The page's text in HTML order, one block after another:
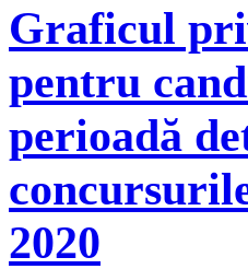
Graficul
pentru
perioadă
2020